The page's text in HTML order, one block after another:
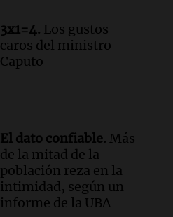
3x1=4. Los gustos
caros del ministro
Caputo
El dato confiable. Más
de la mitad de la
población reza en la
intimidad, según un
informe de la UBA